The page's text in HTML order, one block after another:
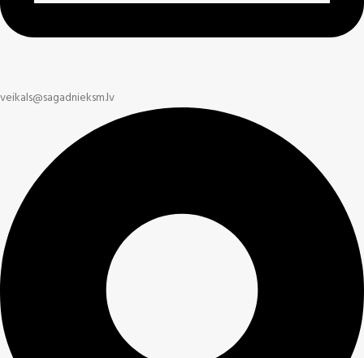
veikals@sagadnieksm.lv